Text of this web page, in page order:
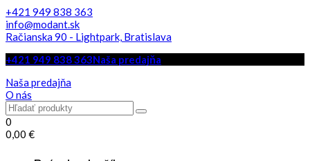
+421 949 838 363
info@modant.sk
Račianska 90 - Lightpark, Bratislava
+421 949 838 363Naša predajňa
Naša predajňa
O nás
0
0,00 €